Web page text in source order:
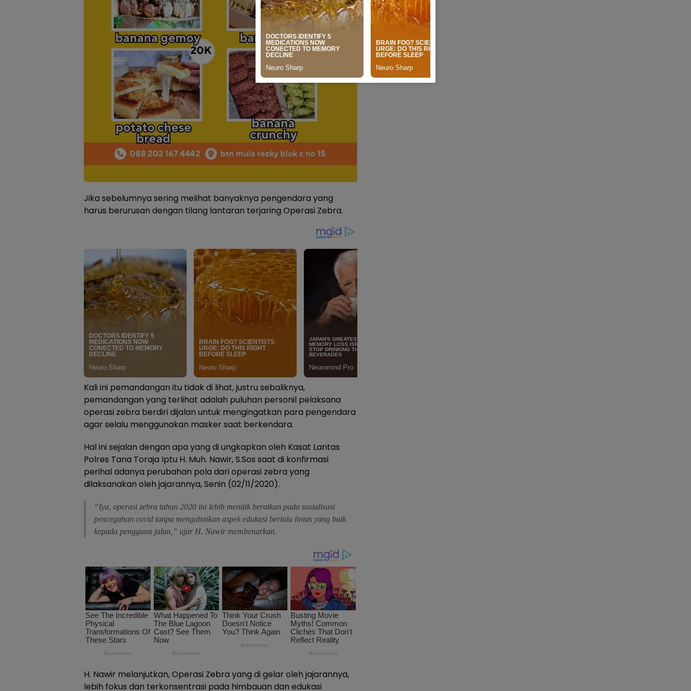
Jika sebelumnya sering melihat banyaknya pengendara yang
harus berurusan dengan tilang lantaran terjaring Operasi Zebra.
Kali ini pemandangan itu tidak di lihat, justru sebaliknya,
pemandangan yang terlihat adalah puluhan personil pelaksana
operasi zebra berdiri dijalan untuk mengingatkan para pengendara
agar selalu menggunakan masker saat berkendara.
Hal ini sejalan dengan apa yang di ungkapkan oleh Kasat Lantas
Polres Tana Toraja Iptu H. Muh. Nawir, S.Sos saat di konfirmasi
perihal adanya perubahan pola dari operasi zebra yang
dilaksanakan oleh jajarannya, Senin (02/11/2020).
“Iya, operasi zebra tahun 2020 ini lebih menitik beratkan pada sosialisasi
pencegahan covid tanpa mengabaikan aspek edukasi berlalu lintas yang baik
kepada pengguna jalan,” ujar H. Nawir membenarkan.
H. Nawir melanjutkan, Operasi Zebra yang di gelar oleh jajarannya,
lebih fokus dan terkonsentrasi pada himbauan dan edukasi